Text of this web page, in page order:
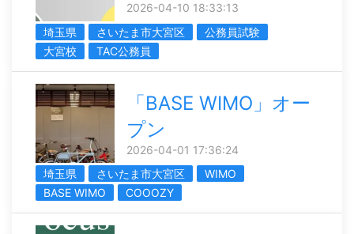
2026-04-10 18:33:13
埼玉県
さいたま市大宮区
公務員試験
大宮校
TAC公務員
「BASE WIMO」オー
プン
2026-04-01 17:36:24
埼玉県
さいたま市大宮区
WIMO
BASE WIMO
COOOZY